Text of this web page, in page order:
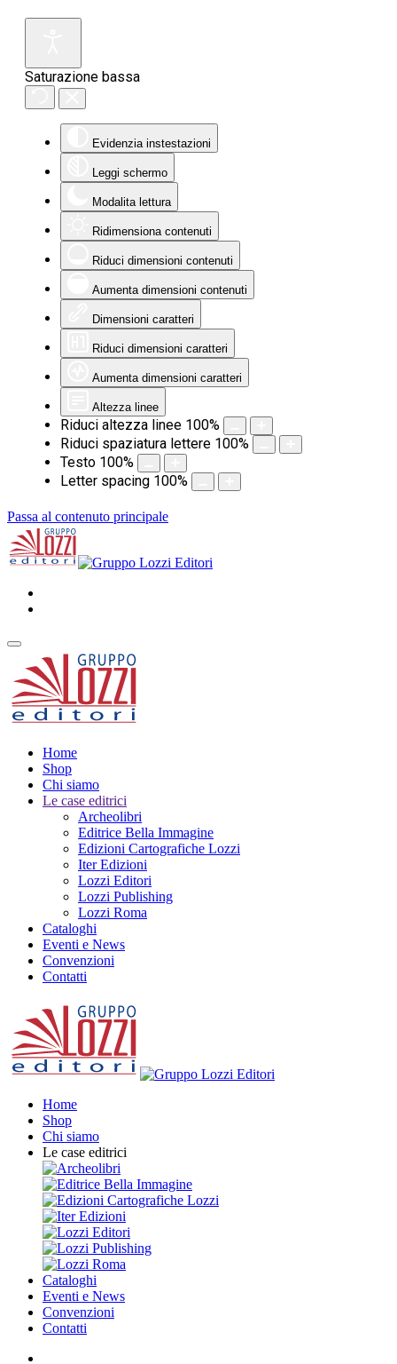
Saturazione bassa
Evidenzia instestazioni
Leggi schermo
Modalita lettura
Ridimensiona contenuti
Riduci dimensioni contenuti
Aumenta dimensioni contenuti
Dimensioni caratteri
Riduci dimensioni caratteri
Aumenta dimensioni caratteri
Altezza linee
Riduci altezza linee 100%
Riduci spaziatura lettere 100%
Testo 100%
Letter spacing 100%
Passa al contenuto principale
Home
Shop
Chi siamo
Le case editrici
Archeolibri
Editrice Bella Immagine
Edizioni Cartografiche Lozzi
Iter Edizioni
Lozzi Editori
Lozzi Publishing
Lozzi Roma
Cataloghi
Eventi e News
Convenzioni
Contatti
Home
Shop
Chi siamo
Le case editrici
Cataloghi
Eventi e News
Convenzioni
Contatti